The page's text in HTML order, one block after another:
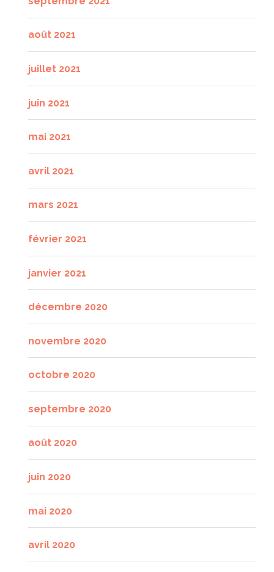
août 2021
juillet 2021
juin 2021
mai 2021
avril 2021
mars 2021
février 2021
janvier 2021
décembre 2020
novembre 2020
octobre 2020
septembre 2020
août 2020
juin 2020
mai 2020
avril 2020